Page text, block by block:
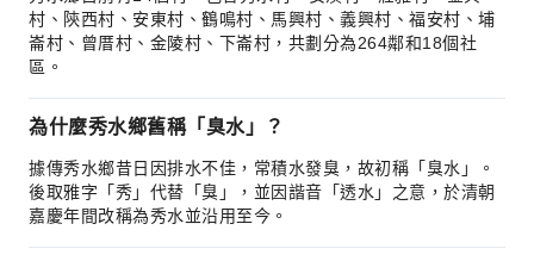
村、陝西村、安東村、鶴鳴村、馬興村、義興村、福安村、埔
崙村、曾厝村、金陵村、下崙村，共劃分為264鄰和18個社
區。
為什麼秀水鄉舊稱「臭水」？
據傳秀水鄉昔日因排水不佳，常積水發臭，故初稱「臭水」。
後取雅字「秀」代替「臭」，並因諧音「透水」之意，於清朝
嘉慶年間改稱為秀水並沿用至今。